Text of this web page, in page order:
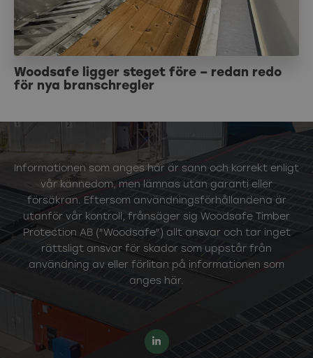
Woodsafe ligger steget före – redan redo
för nya branschregler
Informationen som anges här är sann och korrekt enligt
vår kännedom, men lämnas utan garanti eller
försäkran. Eftersom användningsförhållandena är
utanför vår kontroll, frånsäger sig Woodsafe Timber
Protection AB ("Woodsafe") allt ansvar och tar inget
rättsligt ansvar för skador som uppstår från
användning av eller förlitan på informationen som
anges här.